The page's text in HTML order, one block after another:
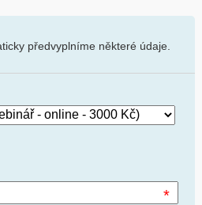
předvyplníme některé údaje.
*